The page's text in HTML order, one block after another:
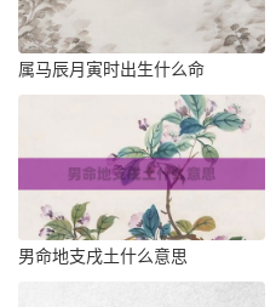
属马辰月寅时出生什么命
男命地支戌土什么意思